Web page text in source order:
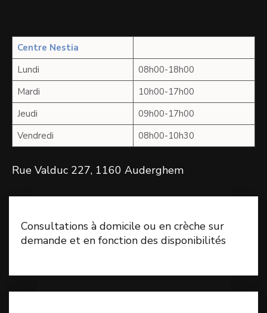
Centre Nestia
Lundi
08h00-18h00
Mardi
10h00-17h00
Jeudi
09h00-17h00
Vendredi
08h00-10h30
Rue Valduc 227, 1160 Auderghem
Consultations à domicile ou en crèche sur
demande et en fonction des disponibilités